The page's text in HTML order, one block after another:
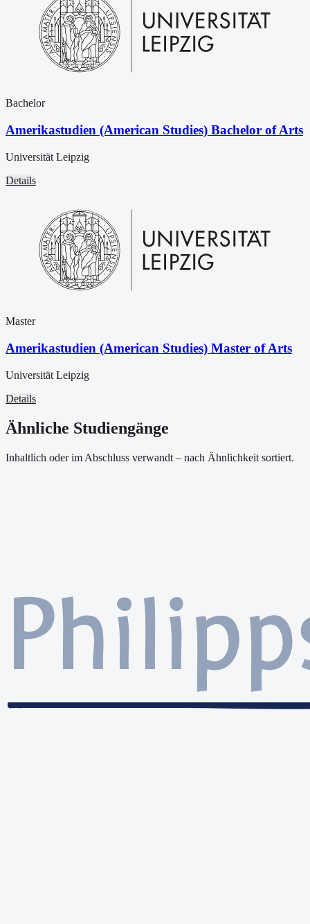
Bachelor
Amerikastudien (American Studies) Bachelor of Arts
Universität Leipzig
Details
Master
Amerikastudien (American Studies) Master of Arts
Universität Leipzig
Details
Ähnliche Studiengänge
Inhaltlich oder im Abschluss verwandt – nach Ähnlichkeit sortiert.